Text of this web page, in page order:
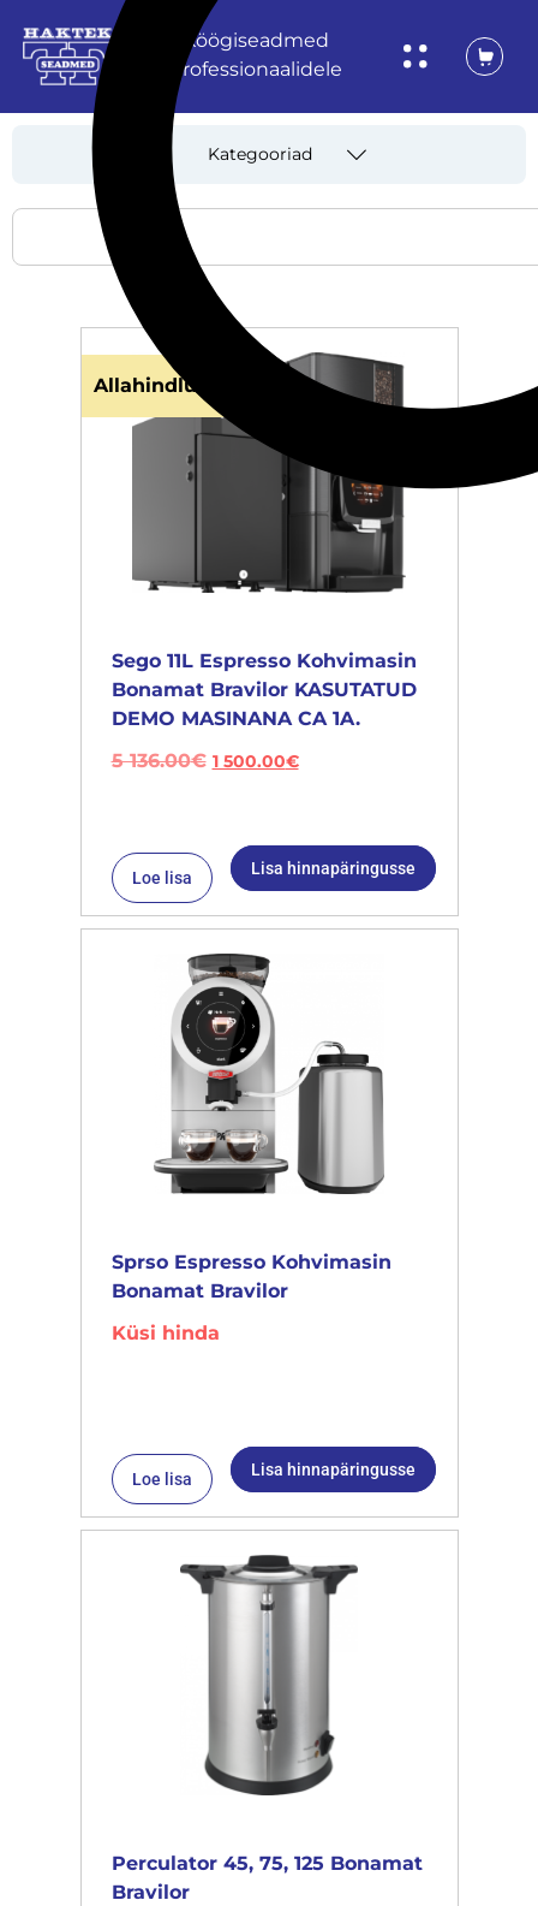
Köögiseadmed
professionaalidele
Kategooriad
Allahindlus!
Sego 11L Espresso Kohvimasin
Bonamat Bravilor KASUTATUD
DEMO MASINANA CA 1A.
5 136.00€ 1 500.00€
Loe lisa Lisa hinnapäringusse
Sprso Espresso Kohvimasin
Bonamat Bravilor
Küsi hinda
Loe lisa Lisa hinnapäringusse
Perculator 45, 75, 125 Bonamat
Bravilor